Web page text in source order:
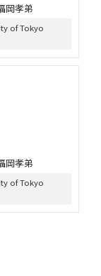
岡孝弟
of Tokyo
岡孝弟
of Tokyo